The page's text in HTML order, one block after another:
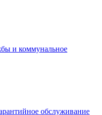
и коммунальное
обслуживание